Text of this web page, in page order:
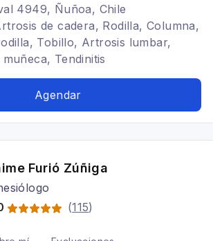
4949, Ñuñoa, Chile
de cadera, Rodilla, Columna,
Tobillo, Artrosis lumbar,
Tendinitis
Agendar
Furió Zúñiga
(115)